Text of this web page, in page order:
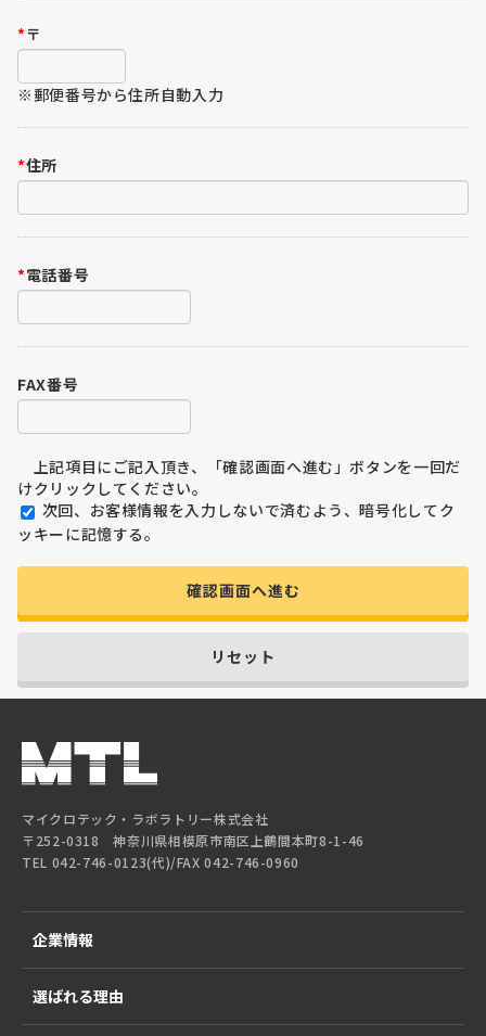
*〒
※郵便番号から住所自動入力
*住所
*電話番号
FAX番号
上記項目にご記入頂き、「確認画面へ進む」ボタンを一回だ
けクリックしてください。
ッキーに記憶する。
確認画面へ進む
リセット
マイクロテック・ラボラトリー株式会社
〒252-0318 神奈川県相模原市南区上鶴間本町8-1-46
TEL 042-746-0123(代)/FAX 042-746-0960
企業情報
選ばれる理由